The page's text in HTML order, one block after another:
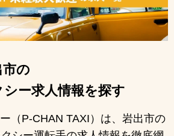
の
シー求人情報を探す
（P-CHAN TAXI）は、岩出市の